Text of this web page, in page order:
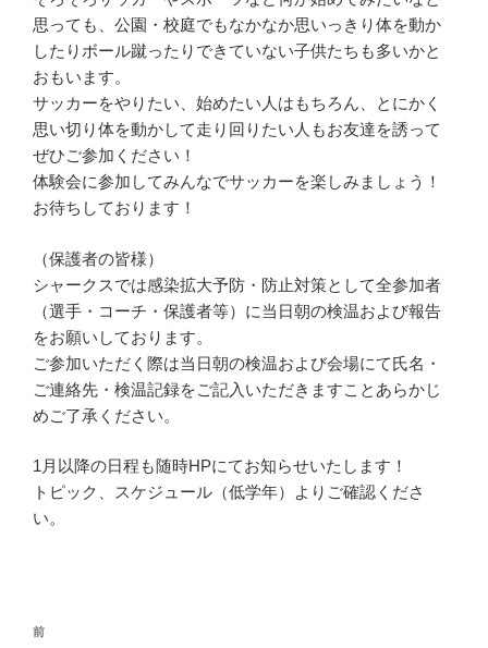
思っても、公園・校庭でもなかなか思いっきり体を動か
したりボール蹴ったりできていない子供たちも多いかと
おもいます。
サッカーをやりたい、始めたい人はもちろん、とにかく
思い切り体を動かして走り回りたい人もお友達を誘って
ぜひご参加ください！
体験会に参加してみんなでサッカーを楽しみましょう！
お待ちしております！
（保護者の皆様）
シャークスでは感染拡大予防・防止対策として全参加者
（選手・コーチ・保護者等）に当日朝の検温および報告
をお願いしております。
ご参加いただく際は当日朝の検温および会場にて氏名・
ご連絡先・検温記録をご記入いただきますことあらかじ
めご了承ください。
1月以降の日程も随時HPにてお知らせいたします！
トピック、スケジュール（低学年）よりご確認くださ
い。
投
前
前